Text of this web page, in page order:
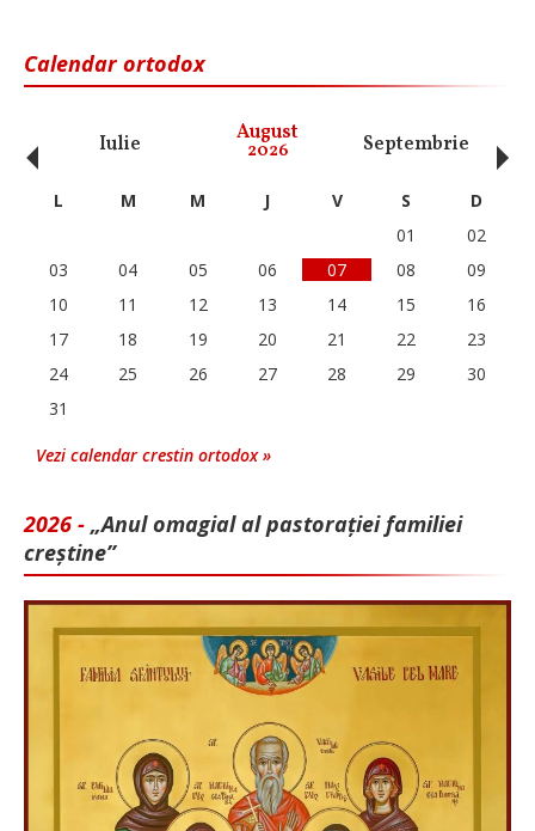
Calendar ortodox
Iulie August
2026 Septembrie
‹ L M M J V S
D
01
02
03
04 05 06 07 08
09
10
11 12 13 14 15
16
17
18 19 20 21 22
23
24
25 26 27 28 29
30
31
Vezi calendar crestin ortodox »
2026 - „Anul omagial al pastorației familiei
creștine”